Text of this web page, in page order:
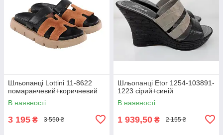
Шльопанці Lottini 11-8622
помаранчевий+коричневий
В наявності
3 195 ₴ 3 550 ₴
Шльопанці Etor 1254-103891-
1223 сірий+синій
В наявності
1 939,50 ₴ 2 155 ₴